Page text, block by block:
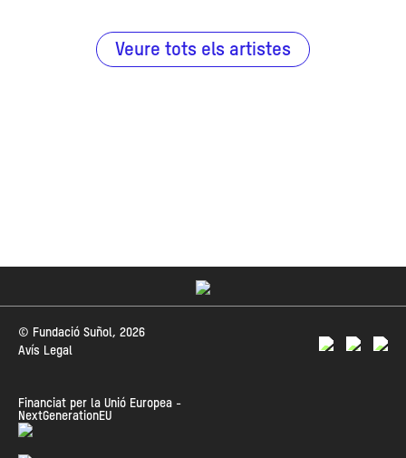
Veure tots els artistes
© Fundació Suñol, 2026
Avís Legal
Financiat per la Unió Europea -
NextGenerationEU